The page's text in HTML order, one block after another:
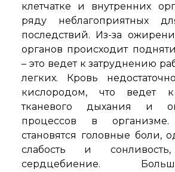
клетчатке и внутренних
ряду неблагоприятных
последствий. Из-за
органов происходит
– это ведет к затруднению
легких. Кровь
кислородом, что ведет
тканевого дыхания и
процессов в организме.
становятся головные боли,
слабость и
сердцебиение.